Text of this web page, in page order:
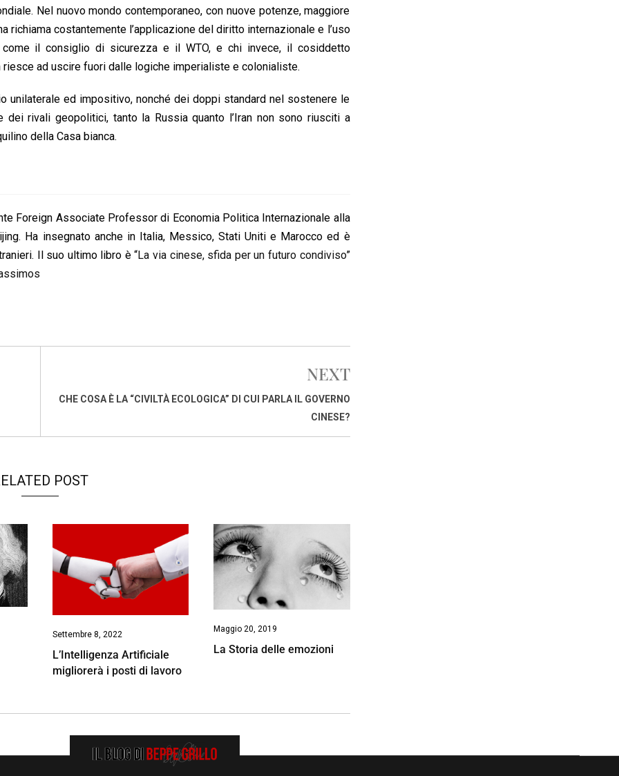
Nel nuovo mondo contemporaneo, con nuove potenze, maggiore
richiama costantemente l’applicazione del diritto internazionale e l’uso
il consiglio di sicurezza e il WTO, e chi invece, il cosiddetto
ad uscire fuori dalle logiche imperialiste e colonialiste.
unilaterale ed impositivo, nonché dei doppi standard nel sostenere le
rivali geopolitici, tanto la Russia quanto l’Iran non sono riusciti a
della Casa bianca.
Foreign Associate Professor di Economia Politica Internazionale alla
Ha insegnato anche in Italia, Messico, Stati Uniti e Marocco ed è
Il suo ultimo libro è “La via cinese, sfida per un futuro condiviso”
NEXT
CHE COSA È LA “CIVILTÀ ECOLOGICA” DI CUI PARLA IL GOVERNO
CINESE?
POST
Settembre 8, 2022
L’Intelligenza Artificiale
migliorerà i posti di lavoro
Maggio 20, 2019
La Storia delle emozioni